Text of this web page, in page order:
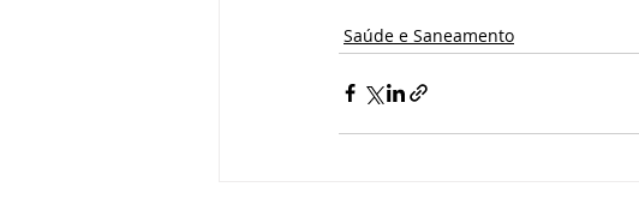
Saúde e Saneamento